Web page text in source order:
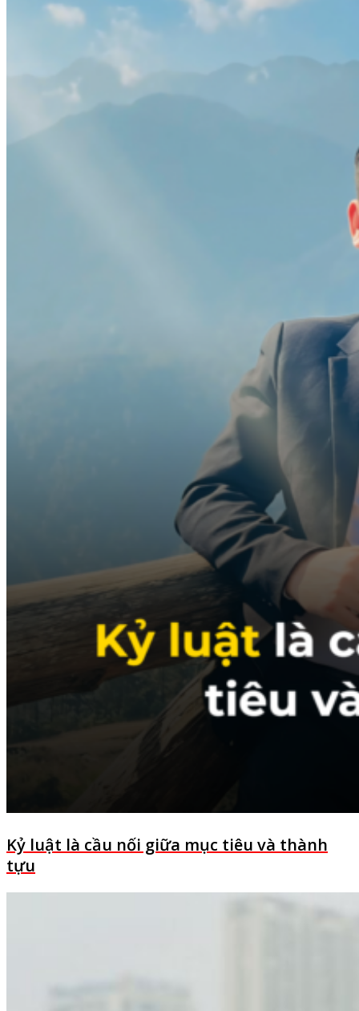
Kỷ luật là cầu nối giữa mục tiêu và thành
tựu